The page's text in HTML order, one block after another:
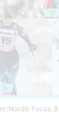
22
26
Nordic Focus;